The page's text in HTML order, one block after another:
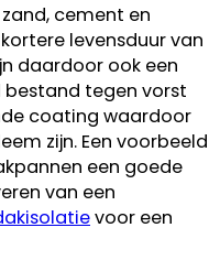
cement en
levensduur van
daardoor ook een
bestand tegen vorst
coating waardoor
zijn. Een voorbeeld
een goede
van een
voor een